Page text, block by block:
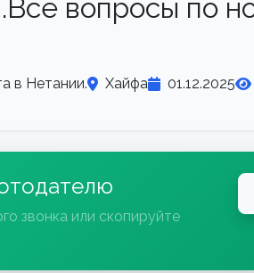
вопросы по
в Нетании. Хайфа 01.12.2025
звонка или скопируйте